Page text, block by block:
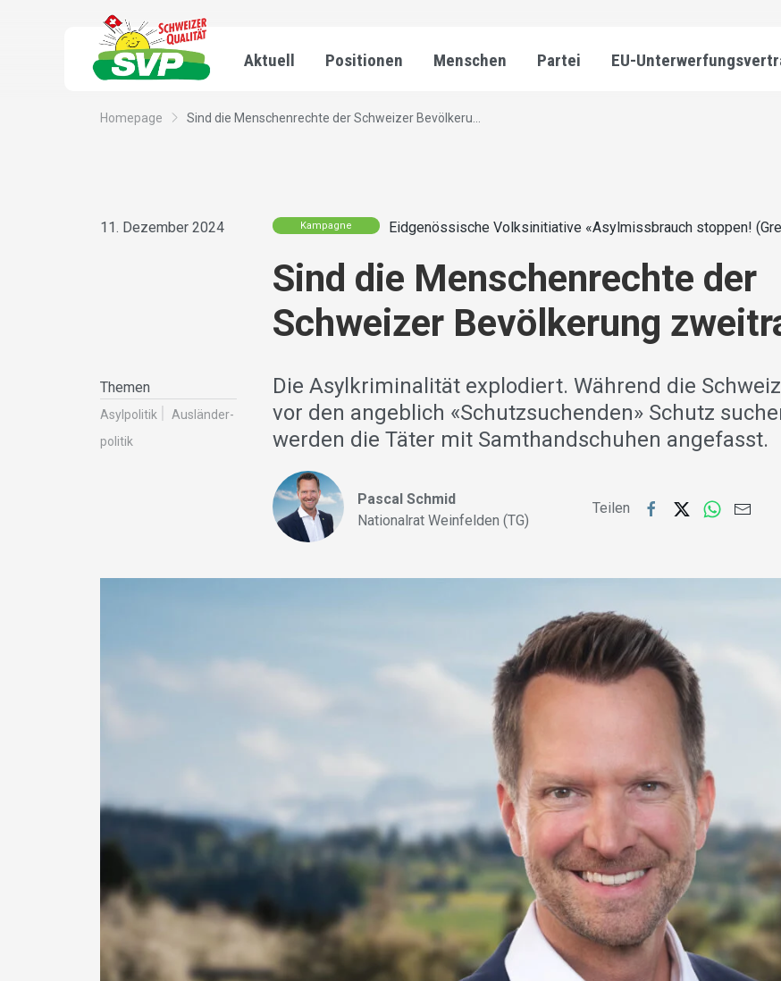
Aktuell Positionen Menschen Partei EU-
Homepage Sind die Menschenrechte der Schweizer Bevölkeru...
11. Dezember 2024
Themen
Asylpolitik
Ausländer­
politik
Kampagne Eidgenössische Volksinitiative «Asylmissbrauch stoppen!
Sind die Menschenrechte der
Schweizer Bevölkerung
Die Asylkriminalität explodiert. Während die
vor den angeblich «Schutzsuchenden» Schutz
werden die Täter mit Samthandschuhen angefasst.
Pascal Schmid
Nationalrat Weinfelden (TG)
Teilen